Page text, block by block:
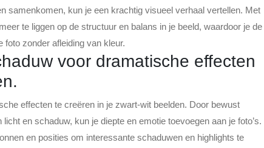
samenkomen, kun je een krachtig visueel verhaal vertellen. Met
te liggen op de structuur en balans in je beeld, waardoor je de
foto zonder afleiding van kleur.
voor dramatische effecten
effecten te creëren in je zwart-wit beelden. Door bewust
en schaduw, kun je diepte en emotie toevoegen aan je foto’s.
en posities om interessante schaduwen en highlights te